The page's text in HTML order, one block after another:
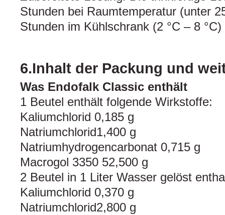
Stunden bei Raumtemperatur (unter
Stunden im Kühlschrank (2 °C – 8
6.Inhalt der Packung und
Was Endofalk Classic enthält
1 Beutel enthält folgende Wirkstoffe:
Kaliumchlorid 0,185 g
Natriumchlorid1,400 g
Natriumhydrogencarbonat 0,715 g
Macrogol 3350 52,500 g
2 Beutel in 1 Liter Wasser gelöst
Kaliumchlorid 0,370 g
Natriumchlorid2,800 g